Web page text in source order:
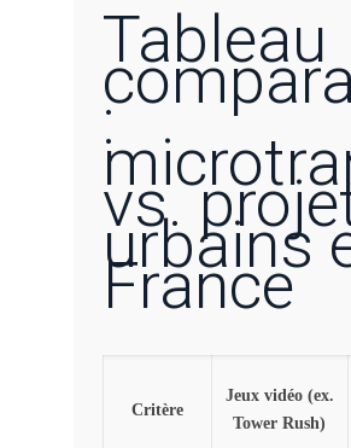
Tableau
:
vs.
urbains
France
Critère
Jeux vidéo (ex.
Tower Rush)